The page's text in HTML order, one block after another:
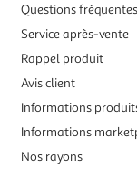
Questions fréquentes
Service après-vente
Rappel produit
Avis client
Informations
Informations
Nos rayons